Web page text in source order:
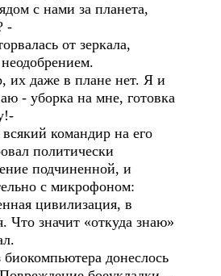
с нами за планета,
-
от зеркала,
их даже в плане нет. Я и
- уборка на мне, готовка
командир на его
политически
подчиненной, и
с микрофоном:
цивилизация, в
Что значит «откуда знаю»
донеслось